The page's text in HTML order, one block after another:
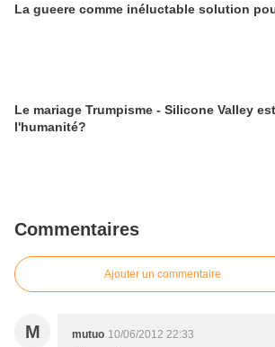
La gueere comme
Le mariage Trumpisme - Silicone Valley est-il un avenir pour
l'humanité?
Commentaires
Ajouter un commentaire
M mutuo 10/06/2012 22:33